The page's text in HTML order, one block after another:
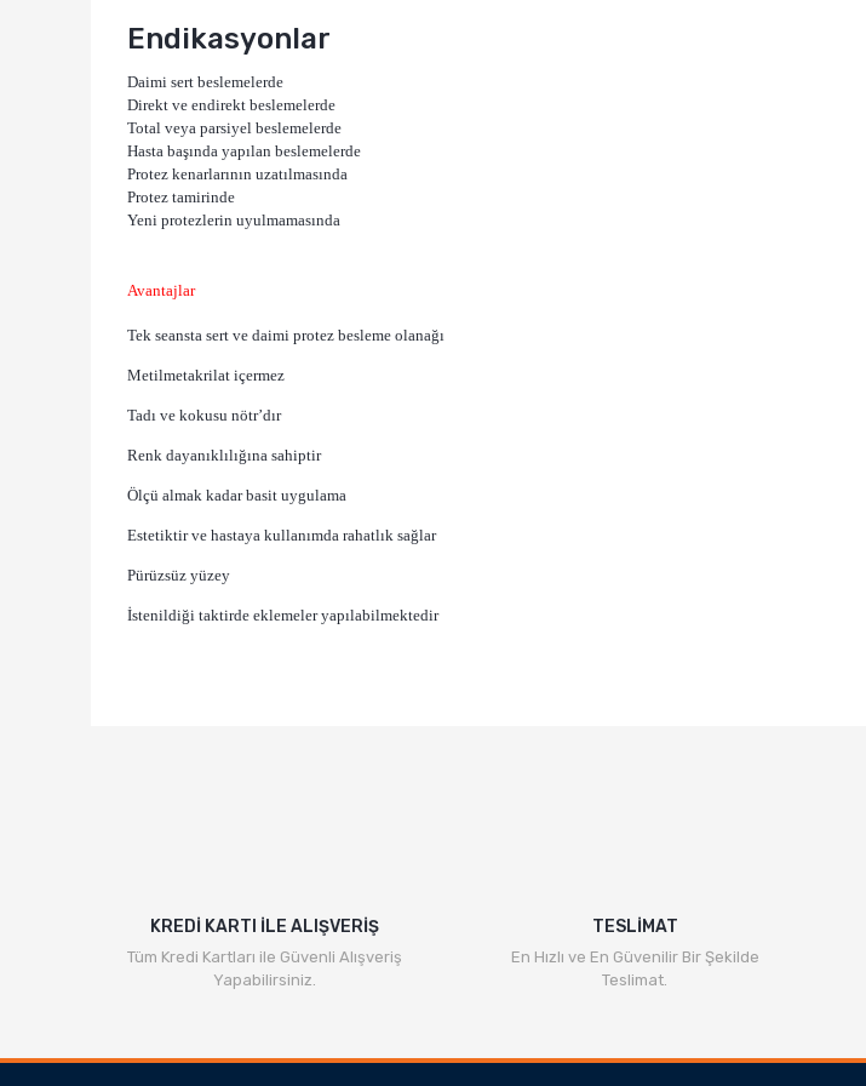
Endikasyonlar
Daimi sert beslemelerde
Direkt ve endirekt beslemelerde
Total veya parsiyel beslemelerde
Hasta başında yapılan beslemelerde
Protez kenarlarının uzatılmasında
Protez tamirinde
Yeni protezlerin uyulmamasında
Avantajlar
Tek seansta sert ve daimi protez besleme olanağı
Metilmetakrilat içermez
Tadı ve kokusu nötr’dır
Renk dayanıklılığına sahiptir
Ölçü almak kadar basit uygulama
Estetiktir ve hastaya kullanımda rahatlık sağlar
Pürüzsüz yüzey
İstenildiği taktirde eklemeler yapılabilmektedir
KREDİ KARTI İLE ALIŞVERİŞ
Tüm Kredi Kartları ile Güvenli Alışveriş
Yapabilirsiniz.
TESLİMAT
En Hızlı ve En Güvenilir Bir Şekilde
Teslimat.